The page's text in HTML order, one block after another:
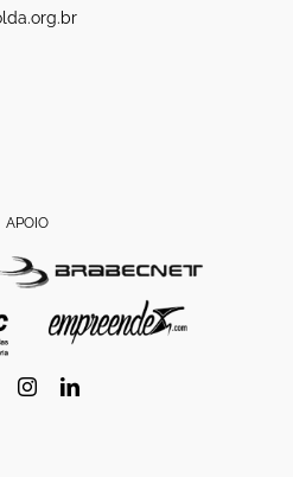
APOIO
FacebookInstagramLinkedIn